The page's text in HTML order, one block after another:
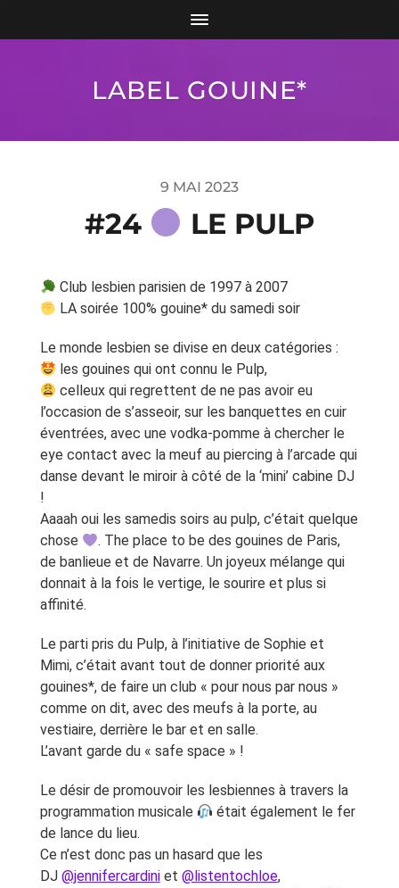
LABEL GOUINE*
9 MAI 2023
#24 LE PULP
Club lesbien parisien de 1997 à 2007
LA soirée 100% gouine* du samedi soir
Le monde lesbien se divise en deux catégories :
les gouines qui ont connu le Pulp,
celleux qui regrettent de ne pas avoir eu
l’occasion de s’asseoir, sur les banquettes en cuir
éventrées, avec une vodka-pomme à chercher le
eye contact avec la meuf au piercing à l’arcade qui
danse devant le miroir à côté de la ‘mini’ cabine DJ
!
Aaaah oui les samedis soirs au pulp, c’était quelque
chose
. The place to be des gouines de Paris,
de banlieue et de Navarre. Un joyeux mélange qui
donnait à la fois le vertige, le sourire et plus si
affinité.
Le parti pris du Pulp, à l’initiative de Sophie et
Mimi, c’était avant tout de donner priorité aux
gouines*, de faire un club « pour nous par nous »
comme on dit, avec des meufs à la porte, au
vestiaire, derrière le bar et en salle.
L’avant garde du « safe space » !
Le désir de promouvoir les lesbiennes à travers la
programmation musicale
était également le fer
de lance du lieu.
Ce n’est donc pas un hasard que les
DJ @jennifercardiniet @listentochloe,